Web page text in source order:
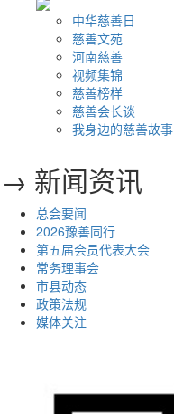
中华慈善日
慈善文苑
河南慈善
视频集锦
慈善榜样
慈善会长谈
我身边的慈善故事
→ 新闻资讯
总会要闻
2026豫善同行
第五届会员代表大会
常务理事会
市县动态
政策法规
媒体关注